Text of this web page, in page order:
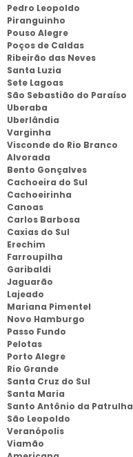
Pedro Leopoldo
Piranguinho
Pouso Alegre
Poços de Caldas
Ribeirão das Neves
Santa Luzia
Sete Lagoas
São Sebastião do Paraíso
Uberaba
Uberlândia
Varginha
Visconde do Rio Branco
Alvorada
Bento Gonçalves
Cachoeira do Sul
Cachoeirinha
Canoas
Carlos Barbosa
Caxias do Sul
Erechim
Farroupilha
Garibaldi
Jaguarão
Lajeado
Mariana Pimentel
Novo Hamburgo
Passo Fundo
Pelotas
Porto Alegre
Rio Grande
Santa Cruz do Sul
Santa Maria
Santo Antônio da Patrulha
São Leopoldo
Veranópolis
Viamão